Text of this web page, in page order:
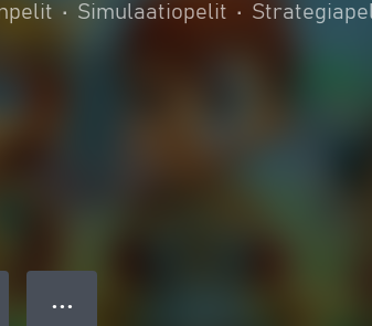
• Simulaatiopelit •
● ● ●